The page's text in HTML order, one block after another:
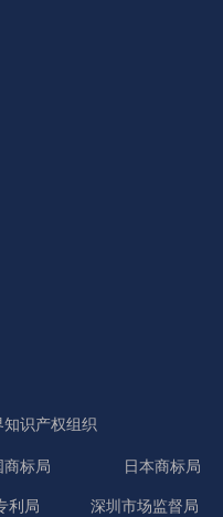
知识产权组织
商标局 日本商标局
利局 深圳市场监督局